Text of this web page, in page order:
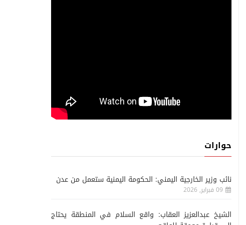
قضية ساخنة
07 اغسطس, 2026 06 اغسطس, 2026
حوارات
نائب وزير الخارجية اليمني: الحكومة اليمنية ستعمل من عدن
09 فبراير, 2026
الشيخ عبدالعزيز العقاب: واقع السلام في المنطقة يحتاج